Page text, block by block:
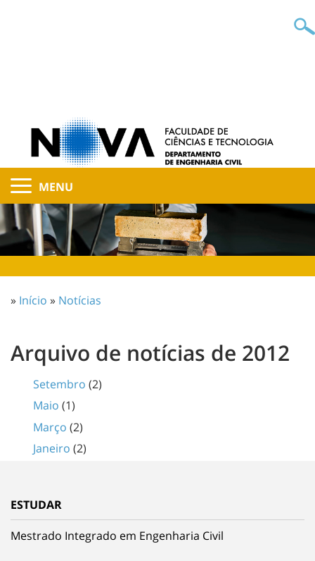
MENU
» Início » Notícias
Arquivo de notícias de 2012
Setembro (2)
Maio (1)
Março (2)
Janeiro (2)
ESTUDAR
Mestrado Integrado em Engenharia Civil